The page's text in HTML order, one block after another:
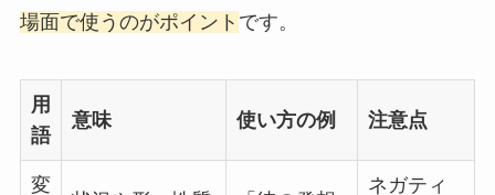
場面で使うのがポイント です。
用
語
意味 使い方の例 注意点
変 ネガティ